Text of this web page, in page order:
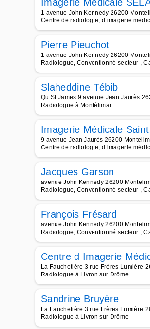
Imagerie Médicale
1 avenue John Kennedy 26200
Centre de radiologie, d imagerie
Pierre Pieuchot
1 avenue John Kennedy 26200
Radiologue, Conventionné secteur ,
Slaheddine Tébib
Qu St James 9 avenue Jean Jaurès
Radiologue à Montélimar
Imagerie Médicale
9 avenue Jean Jaurès 26200
Centre de radiologie, d imagerie
Jacques Garson
avenue John Kennedy 26200
Radiologue, Conventionné secteur ,
François Frésard
avenue John Kennedy 26200
Radiologue, Conventionné secteur ,
Centre d Imagerie
La Fauchetière 3 rue Frères Lumière
Radiologue à Livron sur Drôme
Sandrine Bruyère
La Fauchetière 3 rue Frères Lumière
Radiologue à Livron sur Drôme